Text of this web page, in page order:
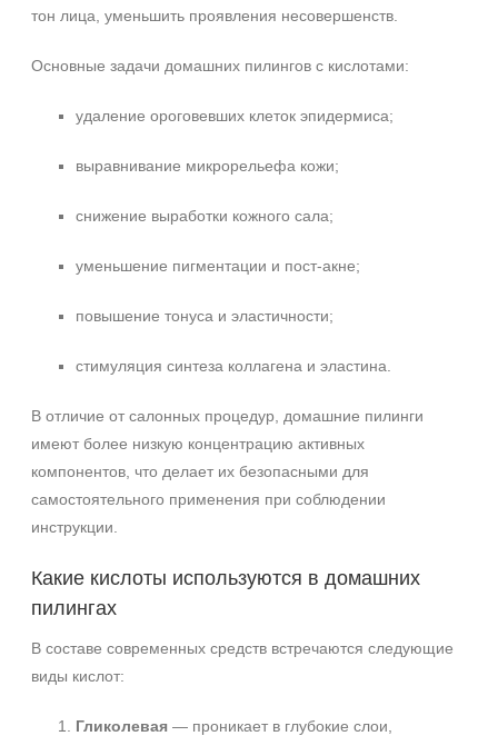
тон лица, уменьшить проявления несовершенств.
Основные задачи домашних пилингов с кислотами:
удаление ороговевших клеток эпидермиса;
выравнивание микрорельефа кожи;
снижение выработки кожного сала;
уменьшение пигментации и пост‑акне;
повышение тонуса и эластичности;
стимуляция синтеза коллагена и эластина.
В отличие от салонных процедур, домашние пилинги
имеют более низкую концентрацию активных
компонентов, что делает их безопасными для
самостоятельного применения при соблюдении
инструкции.
Какие кислоты используются в домашних
пилингах
В составе современных средств встречаются следующие
виды кислот:
Гликолевая — проникает в глубокие слои,